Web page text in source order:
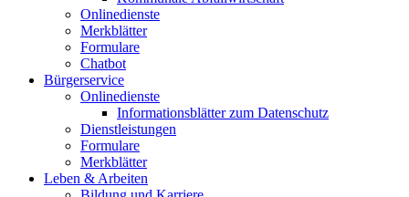
Onlinedienste
Merkblätter
Formulare
Chatbot
Bürgerservice
Onlinedienste
Informationsblätter zum Datenschutz
Dienstleistungen
Formulare
Merkblätter
Leben & Arbeiten